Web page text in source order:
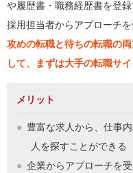
や履歴書・職務経歴書を登
採用担当者からアプローチを
攻めの転職と待ちの転職の
して、まずは大手の転職サ
メリット
豊富な求人から、仕事
人を探すことができる
企業からアプローチを